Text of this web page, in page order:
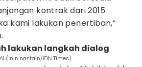
kontrak dari 2015
kami lakukan penertiban,”
lakukan langkah dialog
(inin nastain/IDN Times)